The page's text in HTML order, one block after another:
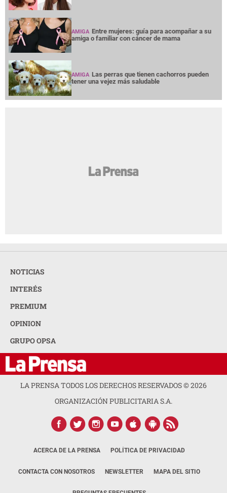
AMIGA Entre mujeres: guía para acompañar a su
amiga o familiar con cáncer de mama
AMIGA Las perras que tienen cachorros pueden
tener una vejez más saludable
NOTICIAS
INTERÉS
PREMIUM
OPINION
GRUPO OPSA
LA PRENSA TODOS LOS DERECHOS RESERVADOS ©2026
ORGANIZACIÓN PUBLICITARIA S.A.
ACERCA DE LA PRENSA POLÍTICA DE PRIVACIDAD
CONTACTA CON NOSOTROS NEWSLETTER MAPA DEL SITIO